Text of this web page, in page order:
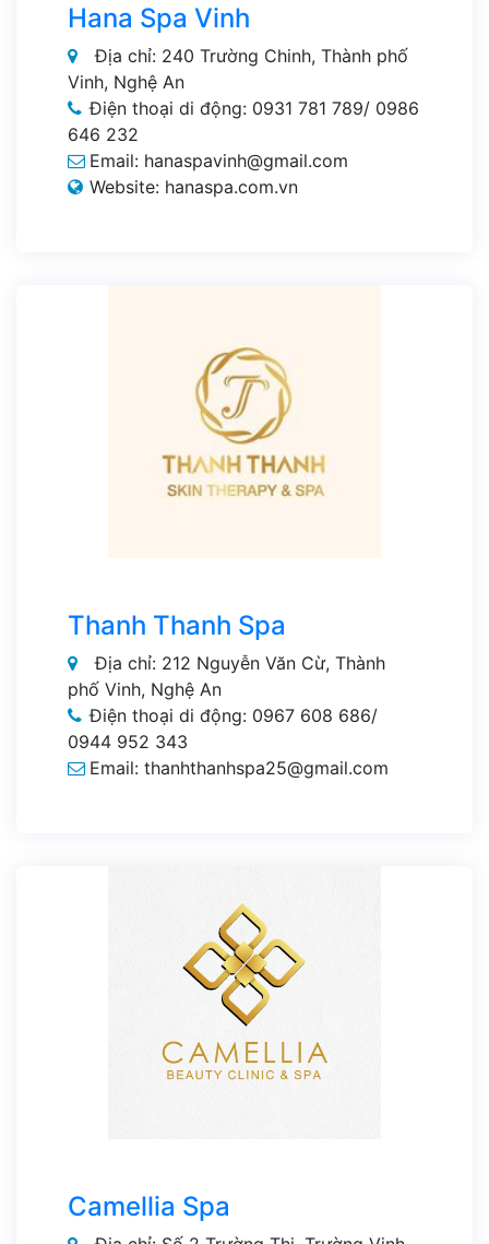
Hana Spa Vinh
Địa chỉ: 240 Trường Chinh, Thành phố
Vinh, Nghệ An
Điện thoại di động: 0931 781 789/ 0986
646 232
Email: hanaspavinh@gmail.com
Website: hanaspa.com.vn
Thanh Thanh Spa
Địa chỉ: 212 Nguyễn Văn Cừ, Thành
phố Vinh, Nghệ An
Điện thoại di động: 0967 608 686/
0944 952 343
Email: thanhthanhspa25@gmail.com
Camellia Spa